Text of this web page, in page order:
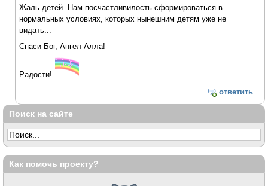
Жаль детей. Нам посчастливилость сформироваться в
нормальных условиях, которых нынешним детям уже не
видать...
Спаси Бог, Ангел Алла!
Радости!
ответить
Поиск на сайте
Как помочь проекту?